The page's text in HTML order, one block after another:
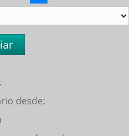
desde: